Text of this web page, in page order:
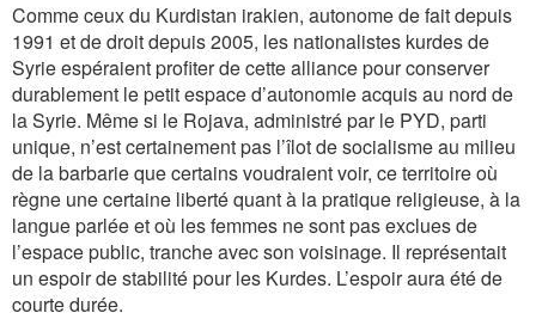
Comme ceux du Kurdistan irakien, autonome de fait depuis
1991 et de droit depuis 2005, les nationalistes kurdes de
Syrie espéraient profiter de cette alliance pour conserver
durablement le petit espace d’autonomie acquis au nord de
la Syrie. Même si le Rojava, administré par le PYD, parti
unique, n’est certainement pas l’îlot de socialisme au milieu
de la barbarie que certains voudraient voir, ce territoire où
règne une certaine liberté quant à la pratique religieuse, à la
langue parlée et où les femmes ne sont pas exclues de
l’espace public, tranche avec son voisinage. Il représentait
un espoir de stabilité pour les Kurdes. L’espoir aura été de
courte durée.